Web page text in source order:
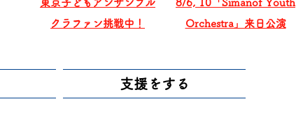
東京子どもアンサンブル
​クラファン挑戦中！
8/6, 10「Simanof Youth
Orchestra」来日公演
支援をする